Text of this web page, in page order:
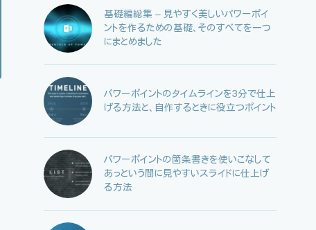
基礎編総集 – 見やすく美しいパワーポイ
ントを作るための基礎、そのすべてを一つ
にまとめました
パワーポイントのタイムラインを3分で仕上
げる方法と、自作するときに役立つポイント
パワーポイントの箇条書きを使いこなして
あっという間に見やすいスライドに仕上げ
る方法